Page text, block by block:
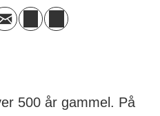
500 år gammel. På